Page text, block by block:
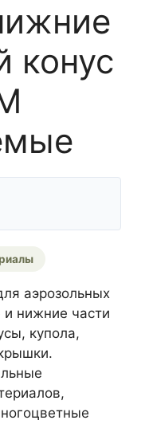
конус
аэрозольных
нижние части
купола,